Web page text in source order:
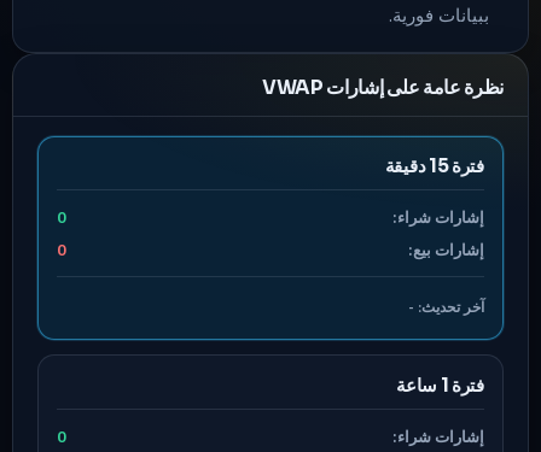
ببيانات فورية.
نظرة عامة على إشارات VWAP
فترة 15 دقيقة
إشارات شراء:
0
إشارات بيع:
0
آخر تحديث: -
فترة 1 ساعة
إشارات شراء:
0